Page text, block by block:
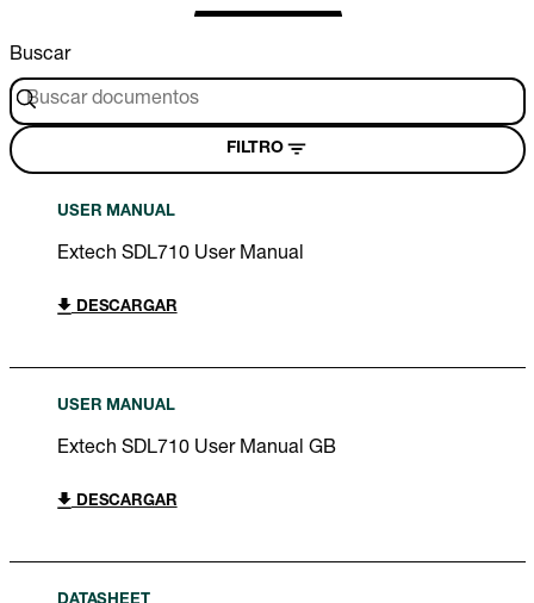
Buscar
FILTRO
USER MANUAL
Extech SDL710 User Manual
DESCARGAR
USER MANUAL
Extech SDL710 User Manual GB
DESCARGAR